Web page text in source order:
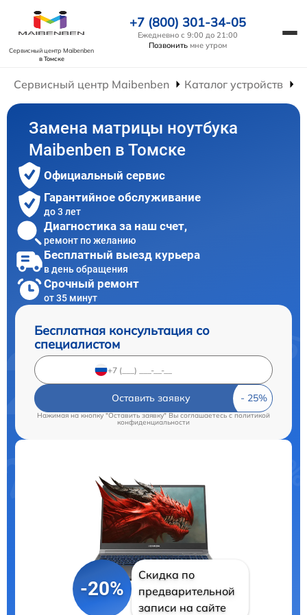
Сервисный центр Maibenben
в Томске
+7 (800) 301-34-05
Ежедневно с 9:00 до 21:00
Позвонить мне утром
Сервисный центр Maibenben Каталог устройств
Замена матрицы ноутбука
Maibenben в Томске
Официальный сервис
Гарантийное обслуживание
до 3 лет
Диагностика за наш счет,
ремонт по желанию
Бесплатный выезд курьера
в день обращения
Срочный ремонт
от 35 минут
Бесплатная консультация со
специалистом
Оставить заявку
Нажимая на кнопку "Оставить заявку" Вы соглашаетесь cполитикой
конфиденциальности
-20%
Скидка по
предварительной
записи на сайте